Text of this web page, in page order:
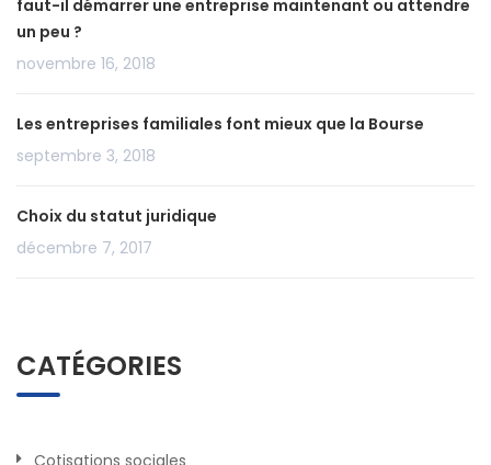
faut-il démarrer une entreprise maintenant ou attendre
un peu ?
novembre 16, 2018
Les entreprises familiales font mieux que la Bourse
septembre 3, 2018
Choix du statut juridique
décembre 7, 2017
CATÉGORIES